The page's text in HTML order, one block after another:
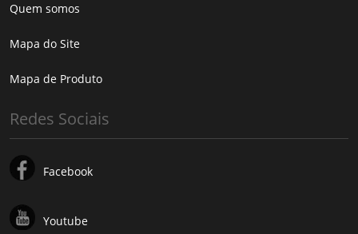
Quem somos
Mapa do Site
Mapa de Produto
Redes Sociais
Facebook
Youtube